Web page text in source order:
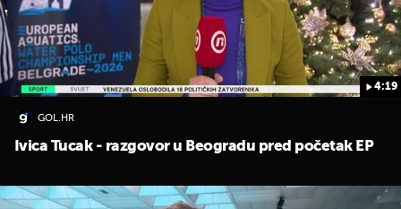
4:19
GOL.HR
Ivica Tucak - razgovor u Beogradu pred početak EP